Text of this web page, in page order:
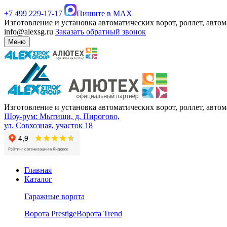
+7 499 229-17-17
Пишите в MAX
Изготовление и установка автоматических ворот, роллет,
info@alexsg.ru Заказать обратный звонок
Меню
Изготовление и установка автоматических ворот, роллет,
Шоу-рум: Мытищи, д. Пирогово,
ул. Совхозная, участок 18
Главная
Каталог
Гаражные ворота
Ворота PrestigeВорота Trend